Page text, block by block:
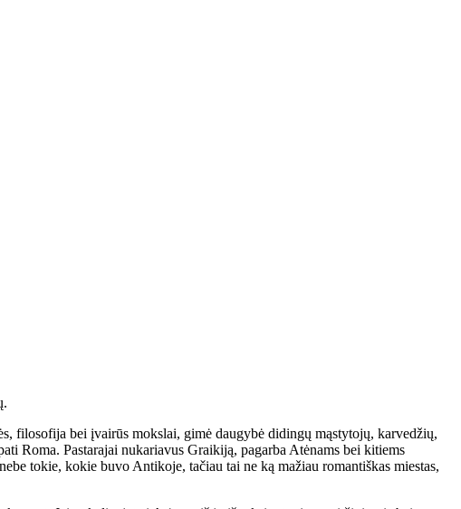
filosofija bei įvairūs mokslai, gimė daugybė didingų mąstytojų, karvedžių,
Roma. Pastarajai nukariavus Graikiją, pagarba Atėnams bei kitiems
tokie, kokie buvo Antikoje, tačiau tai ne ką mažiau romantiškas miestas,